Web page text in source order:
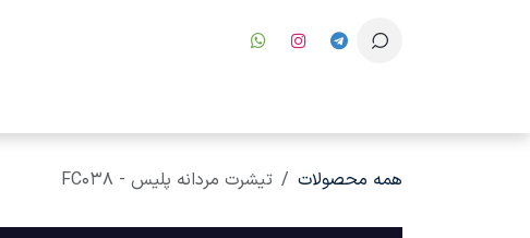
همه محصولات تیشرت مردانه پلیس - FC038